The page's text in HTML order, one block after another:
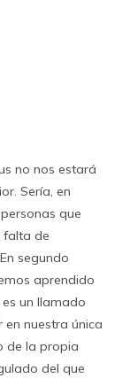
no nos estará
Sería, en
que
falta de
segundo
aprendido
un llamado
nuestra única
de la propia
del que